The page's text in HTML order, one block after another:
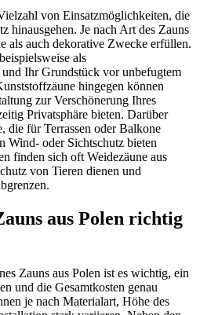
von Einsatzmöglichkeiten, die
hinausgehen. Je nach Art des Zauns
als auch dekorative Zwecke erfüllen.
als
und Ihr Grundstück vor unbefugtem
hingegen können
zur Verschönerung Ihres
Privatsphäre bieten. Darüber
die für Terrassen oder Balkone
Wind- oder Sichtschutz bieten
finden sich oft Weidezäune aus
von Tieren dienen und
aus Polen richtig
Zauns aus Polen ist es wichtig, ein
und die Gesamtkosten genau
je nach Materialart, Höhe des